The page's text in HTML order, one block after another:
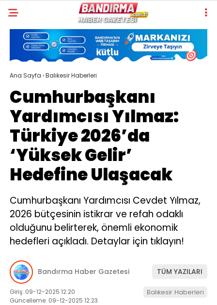
Ana Sayfa ›Balıkesir Haberleri
Cumhurbaşkanı
Yardımcısı Yılmaz:
Türkiye 2026’da
‘Yüksek Gelir’
Hedefine Ulaşacak
Cumhurbaşkanı Yardımcısı Cevdet Yılmaz,
2026 bütçesinin istikrar ve refah odaklı
olduğunu belirterek, önemli ekonomik
hedefleri açıkladı. Detaylar için tıklayın!
Bandırma Haber Gazetesi TÜM YAZILARI
Giriş: 09-12-2025 12:20
Güncelleme: 09-12-2025 12:23
Balıkesir Haberleri